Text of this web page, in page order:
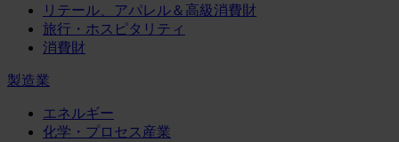
リテール、アパレル＆高級消費財
旅行・ホスピタリティ
消費財
製造業
エネルギー
化学・プロセス産業